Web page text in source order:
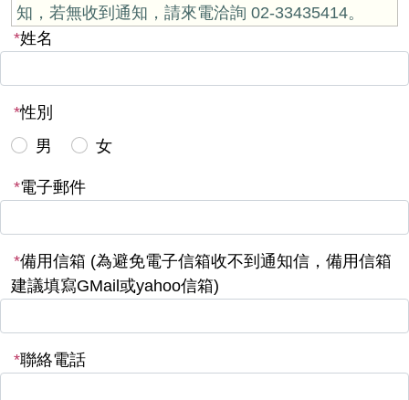
知，若無收到通知，請來電洽詢 02-33435414。
*姓名
*性別
男
女
*電子郵件
*備用信箱 (為避免電子信箱收不到通知信，備用信箱
建議填寫GMail或yahoo信箱)
*聯絡電話